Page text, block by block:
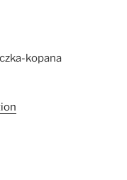
kopana